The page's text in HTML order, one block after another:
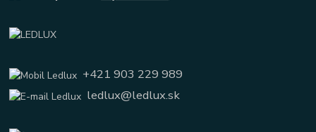
+421 903 229 989
ledlux@ledlux.sk